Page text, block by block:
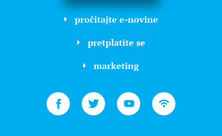
pročitajte e-novine
pretplatite se
marketing